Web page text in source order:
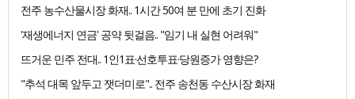
전주 농수산물시장 화재.. 1시간 50여 분 만에 초기 진화
'재생에너지 연금' 공약 뒷걸음.. "임기 내 실현 어려워"
뜨거운 민주 전대.. 1인1표·선호투표·당원증가 영향은?
"추석 대목 앞두고 잿더미로".. 전주 송천동 수산시장 화재